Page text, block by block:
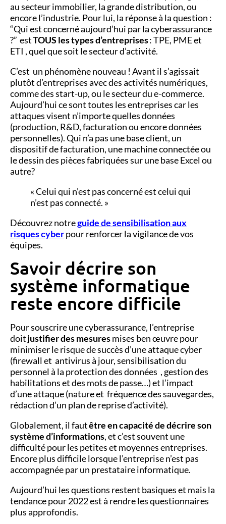
au secteur immobilier, la grande distribution, ou
encore l’industrie. Pour lui, la réponse à la question :
“Qui est concerné aujourd’hui par la cyberassurance
?” estTOUS les types d’entreprises: TPE, PME et
ETI , quel que soit le secteur d’activité.
C’est un phénomène nouveau ! Avant il s’agissait
plutôt d’entreprises avec des activités numériques,
comme des start-up, ou le secteur du e-commerce.
Aujourd’hui ce sont toutes les entreprises car les
attaques visent n’importe quelles données
(production, R&D, facturation ou encore données
personnelles). Qui n’a pas une base client, un
dispositif de facturation, une machine connectée ou
le dessin des pièces fabriquées sur une base Excel ou
autre?
« Celui qui n’est pas concerné est celui qui
n’est pas connecté. »
Découvrez notreguide de sensibilisation aux
risques cyberpour renforcer la vigilance de vos
équipes.
Savoir décrire son
système informatique
reste encore difficile
Pour souscrire une cyberassurance, l’entreprise
doitjustifier des mesuresmises ben œuvre pour
minimiser le risque de succès d’une attaque cyber
(firewall et antivirus à jour, sensibilisation du
personnel à la protection des données , gestion des
habilitations et des mots de passe…) et l’impact
d’une attaque (nature et fréquence des sauvegardes,
rédaction d’un plan de reprise d’activité).
Globalement, il fautêtre en capacité de décrire son
système d’informations, et c’est souvent une
difficulté pour les petites et moyennes entreprises.
Encore plus difficile lorsque l’entreprise n’est pas
accompagnée par un prestataire informatique.
Aujourd’hui les questions restent basiques et mais la
tendance pour 2022 est à rendre les questionnaires
plus approfondis.